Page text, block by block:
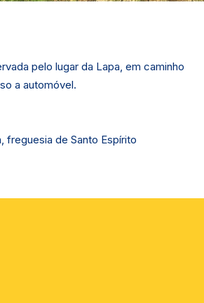
pelo lugar da Lapa, em caminho
a automóvel.
freguesia de Santo Espírito